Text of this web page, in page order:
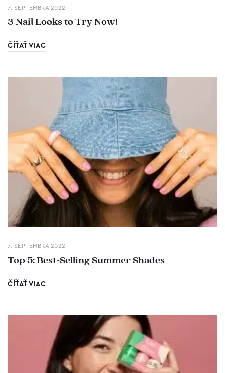
7. SEPTEMBRA 2022
3 Nail Looks to Try Now!
ČÍŤAŤ VIAC
7. SEPTEMBRA 2022
Top 5: Best-Selling Summer Shades
ČÍŤAŤ VIAC